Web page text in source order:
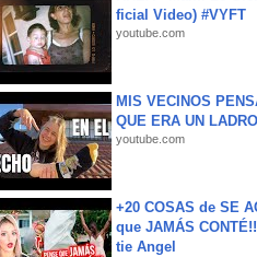
ficial Video) #VYFT
youtube.com
MIS VECINOS
QUE ERA UN
youtube.com
+20 COSAS de SE
que JAMÁS
tie Angel